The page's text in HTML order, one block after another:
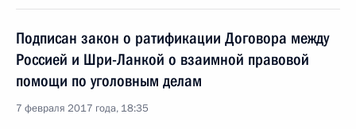
Подписан закон о ратификации Договора между
Россией и Шри-Ланкой о взаимной правовой
помощи по уголовным делам
7 февраля 2017 года, 18:35